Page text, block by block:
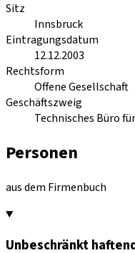
Sitz
Innsbruck
Eintragungsdatum
12.12.2003
Rechtsform
Offene Gesellschaft
Geschäftszweig
Technisches Büro
Personen
aus dem Firmenbuch
Unbeschränkt